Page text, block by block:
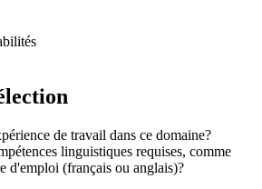
de travail dans ce domaine?
linguistiques requises, comme
d'emploi (français ou anglais)?